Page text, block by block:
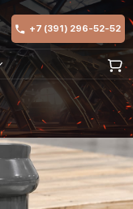
+7 (391) 296-52-52